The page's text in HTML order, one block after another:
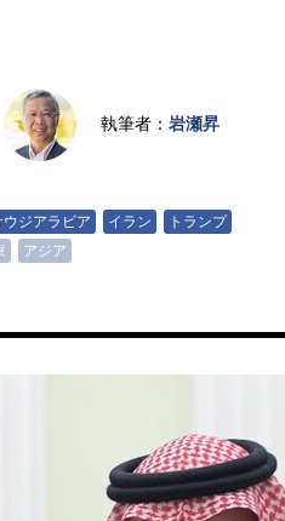
執筆者： 岩瀬昇
ウジアラビア イラン トランプ
アジア